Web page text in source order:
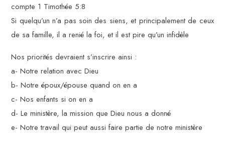
compte 1 Timothée 5:8
Si quelqu’un n’a pas soin des siens, et principalement de ceux
de sa famille, il a renié la foi, et il est pire qu’un infidèle
Nos priorités devraient s’inscrire ainsi :
a- Notre relation avec Dieu
b- Notre époux/épouse quand on en a
c- Nos enfants si on en a
d- Le ministère, la mission que Dieu nous a donné
e- Notre travail qui peut aussi faire partie de notre ministère